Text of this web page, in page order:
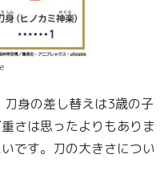
身の差し替えは3歳の子
さは思ったよりもありま
です。刀の大きさについ